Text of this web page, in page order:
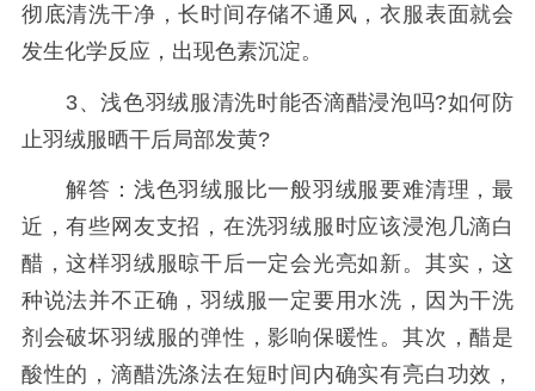
彻底清洗干净，长时间存储不通风，衣服表面就会
发生化学反应，出现色素沉淀。
3、浅色羽绒服清洗时能否滴醋浸泡吗?如何防
止羽绒服晒干后局部发黄?
解答：浅色羽绒服比一般羽绒服要难清理，最
近，有些网友支招，在洗羽绒服时应该浸泡几滴白
醋，这样羽绒服晾干后一定会光亮如新。其实，这
种说法并不正确，羽绒服一定要用水洗，因为干洗
剂会破坏羽绒服的弹性，影响保暖性。其次，醋是
酸性的，滴醋洗涤法在短时间内确实有亮白功效，